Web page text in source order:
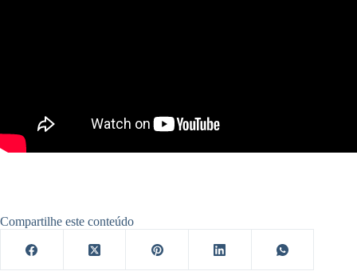
Compartilhe este conteúdo